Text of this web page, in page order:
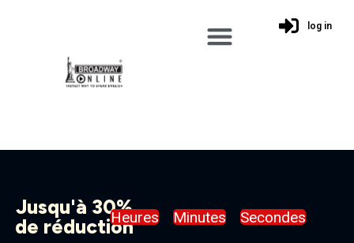
log in
Jusqu'à 30%
de réductionHeures Minutes Secondes